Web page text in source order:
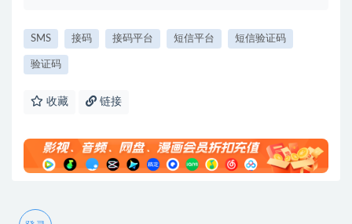
SMS 接码 接码平台 短信平台 短信验证码
验证码
收藏 链接